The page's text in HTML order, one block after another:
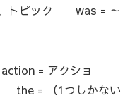
トピック was = ～
= アクショ
= （1つしかない